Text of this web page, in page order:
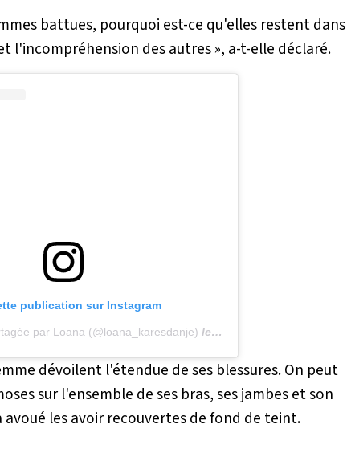
battues, pourquoi est-ce qu'elles restent dans
l'incompréhension des autres », a-t-elle déclaré.
publication sur Instagram
par Loana (@loana_karesdanje) le 17 Sept. 2020 à 4 :44 PDT
dévoilent l'étendue de ses blessures. On peut
sur l'ensemble de ses bras, ses jambes et son
avoué les avoir recouvertes de fond de teint.